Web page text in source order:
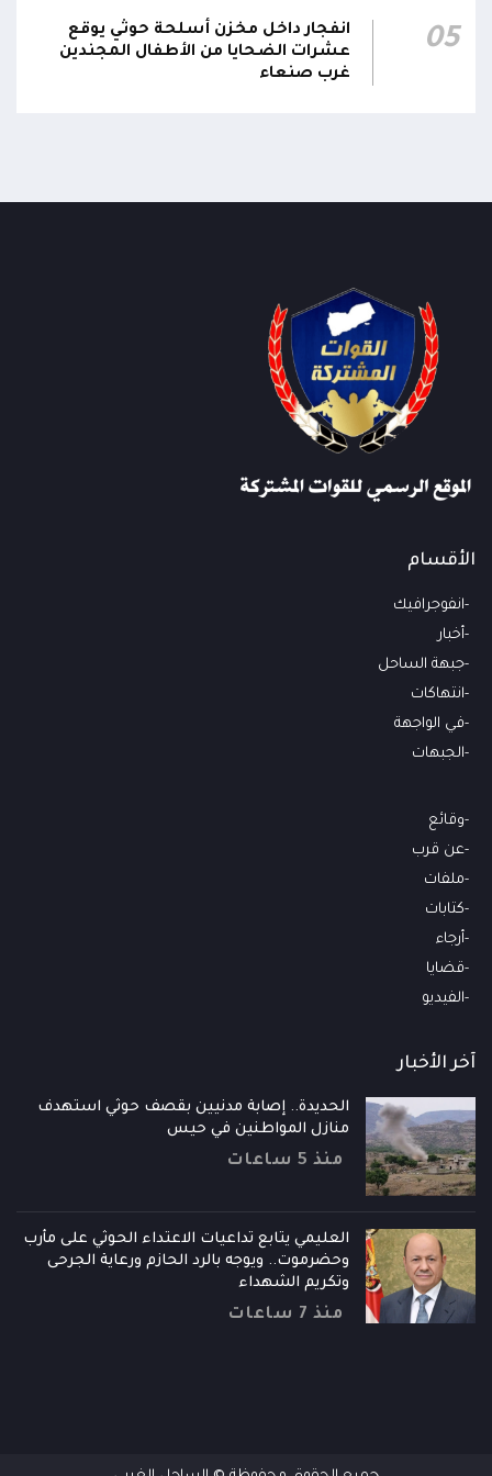
واستعادة العاصمة صنعاء وإنهاء الانقلاب
05
انفجار داخل مخزن أسلحة حوثي يوقع
عشرات الضحايا من الأطفال المجندين
غرب صنعاء
الأقسام
انفوجرافيك
أخبار
جبهة الساحل
انتهاكات
في الواجهة
الجبهات
وقائع
عن قرب
ملفات
كتابات
أرجاء
قضايا
الفيديو
آخر الأخبار
الحديدة.. إصابة مدنيين بقصف حوثي استهدف
منازل المواطنين في حيس
منذ 5 ساعات
العليمي يتابع تداعيات الاعتداء الحوثي على مأرب
وحضرموت.. ويوجه بالرد الحازم ورعاية الجرحى
وتكريم الشهداء
منذ 7 ساعات